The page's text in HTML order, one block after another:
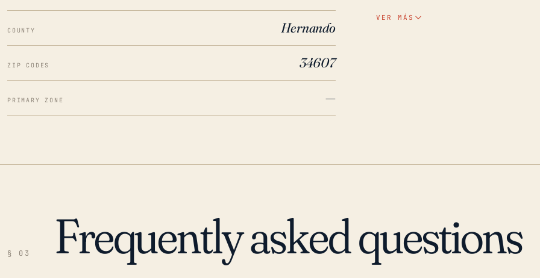
COUNTY Hernando
ZIP CODES 34607
PRIMARY ZONE —
tsunami, irrumpiendo tierra
del mar vinculado al
amenaza creciente de los
que la comunidad permanezca
VER MÁS
§ 03 Frequently asked questions